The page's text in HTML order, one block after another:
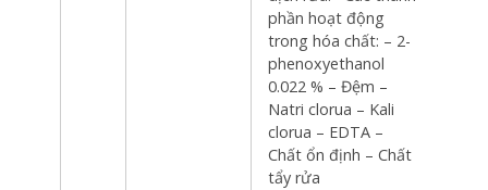
phần hoạt động
trong hóa chất: – 2-
phenoxyethanol
0.022 % – Đệm –
Natri clorua – Kali
clorua – EDTA –
Chất ổn định – Chất
tẩy rửa